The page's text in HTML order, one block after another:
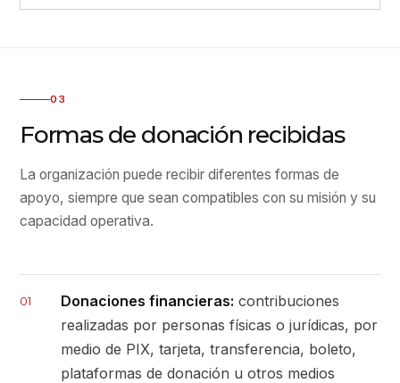
03
Formas de donación recibidas
La organización puede recibir diferentes formas de
apoyo, siempre que sean compatibles con su misión y su
capacidad operativa.
01 Donaciones financieras: contribuciones
realizadas por personas físicas o jurídicas, por
medio de PIX, tarjeta, transferencia, boleto,
plataformas de donación u otros medios